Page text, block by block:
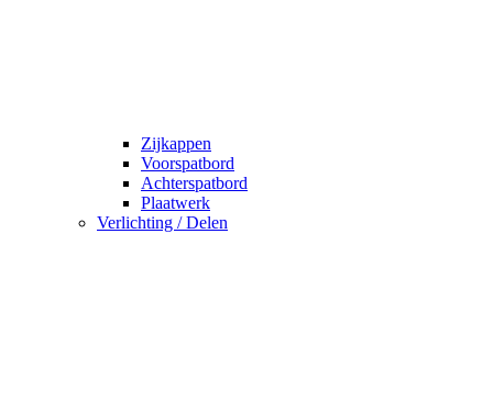
Zijkappen
Voorspatbord
Achterspatbord
Plaatwerk
Verlichting / Delen